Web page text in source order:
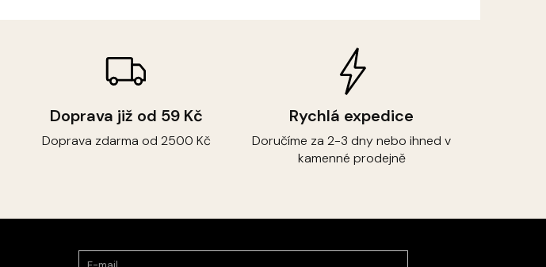
Doprava již od 59 Kč
Doprava zdarma od 2500 Kč
Rychlá expedice
Doručíme za 2-3 dny nebo ihned v
kamenné prodejně